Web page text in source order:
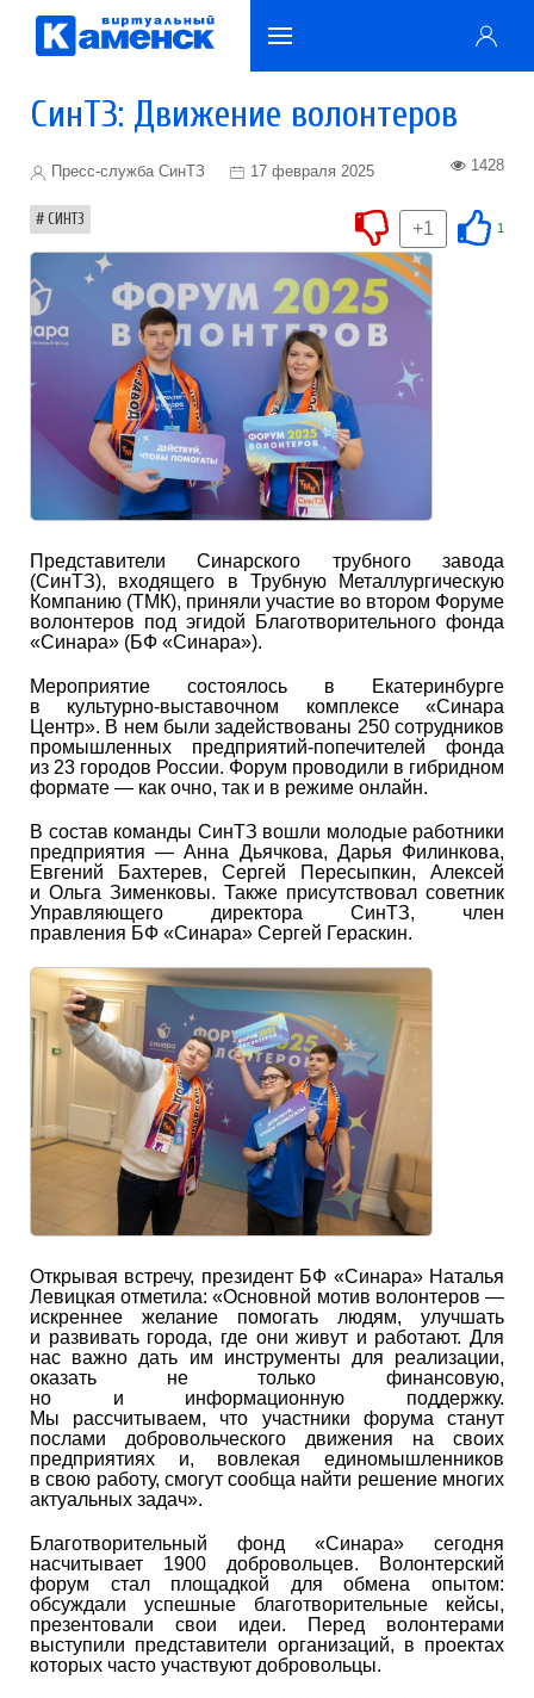
СинТЗ: Движение волонтеров
Пресс-служба СинТЗ 17 февраля 2025 1428
СИНТЗ 1
+1
Представители Синарского трубного завода
(СинТЗ), входящего в Трубную Металлургическую
Компанию (ТМК), приняли участие во втором Форуме
волонтеров под эгидой Благотворительного фонда
«Синара» (БФ «Синара»).
Мероприятие состоялось в Екатеринбурге
в культурно-выставочном комплексе «Синара
Центр». В нем были задействованы 250 сотрудников
промышленных предприятий-попечителей фонда
из 23 городов России. Форум проводили в гибридном
формате — как очно, так и в режиме онлайн.
В состав команды СинТЗ вошли молодые работники
предприятия — Анна Дьячкова, Дарья Филинкова,
Евгений Бахтерев, Сергей Пересыпкин, Алексей
и Ольга Зименковы. Также присутствовал советник
Управляющего директора СинТЗ, член
правления БФ «Синара» Сергей Гераскин.
Открывая встречу, президент БФ «Синара» Наталья
Левицкая отметила: «Основной мотив волонтеров —
искреннее желание помогать людям, улучшать
и развивать города, где они живут и работают. Для
нас важно дать им инструменты для реализации,
оказать не только финансовую,
но и информационную поддержку.
Мы рассчитываем, что участники форума станут
послами добровольческого движения на своих
предприятиях и, вовлекая единомышленников
в свою работу, смогут сообща найти решение многих
актуальных задач».
Благотворительный фонд «Синара» сегодня
насчитывает 1900 добровольцев. Волонтерский
форум стал площадкой для обмена опытом:
обсуждали успешные благотворительные кейсы,
презентовали свои идеи. Перед волонтерами
выступили представители организаций, в проектах
которых часто участвуют добровольцы.